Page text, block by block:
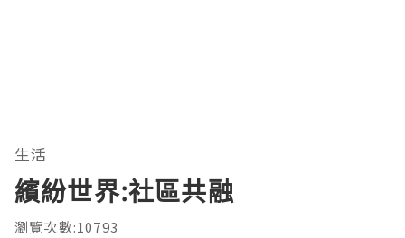
生活
繽紛世界:社區共融
瀏覽次數:10793